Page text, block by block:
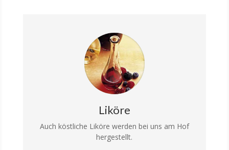
Liköre
Auch köstliche Liköre werden bei uns am Hof
hergestellt.